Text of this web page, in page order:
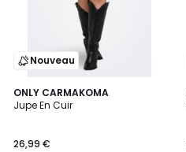
Nouveau
ONLY CARMAKOMA
Jupe En Cuir
26,99 €
2
Couleurs